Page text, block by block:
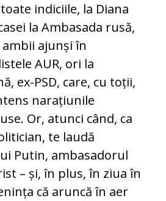
indiciile, la Diana
la Ambasada rusă,
ambii ajunși în
AUR, ori la
ex-PSD, care, cu toții,
narațiunile
Or, atunci când, ca
te laudă
Putin, ambasadorul
– și, în plus, în ziua în
că aruncă în aer